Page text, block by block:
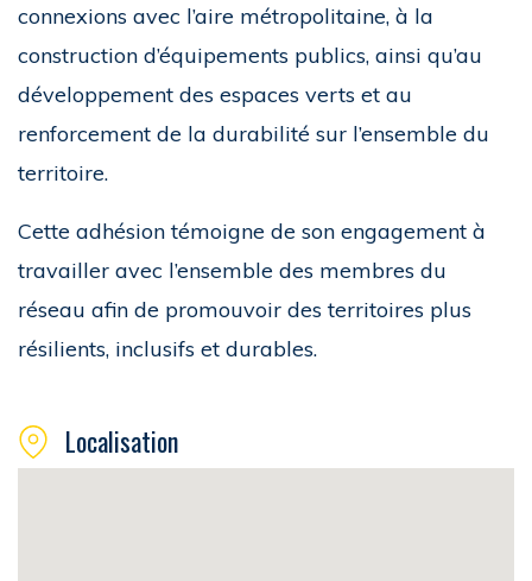
connexions avec l’aire métropolitaine, à la
construction d’équipements publics, ainsi qu’au
développement des espaces verts et au
renforcement de la durabilité sur l’ensemble du
territoire.
Cette adhésion témoigne de son engagement à
travailler avec l’ensemble des membres du
réseau afin de promouvoir des territoires plus
résilients, inclusifs et durables.
Localisation